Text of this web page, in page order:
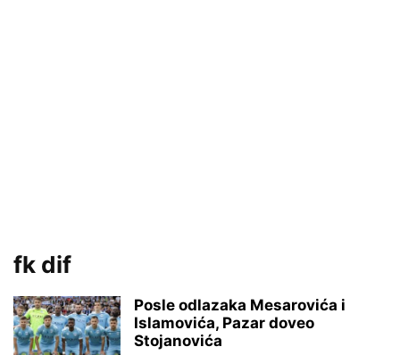
fk dif
Posle odlazaka Mesarovića i
Islamovića, Pazar doveo
Stojanovića